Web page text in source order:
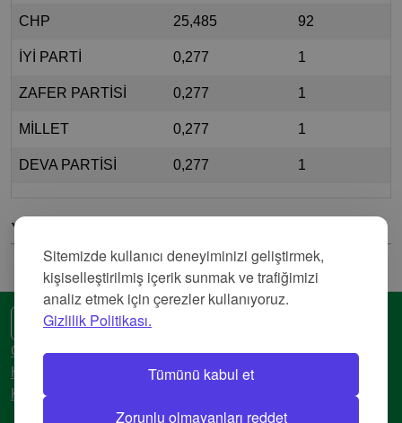
Sitemizde kullanıcı deneyiminizi geliştirmek,
kişiselleştirilmiş içerik sunmak ve trafiğimizi
analiz etmek için çerezler kullanıyoruz.
Gizlilik Politikası.
Tümünü kabul et
Zorunlu olmayanları reddet
CHP 25,485 92
İYİ PARTİ 0,277 1
ZAFER PARTİSİ 0,277 1
MİLLET 0,277 1
DEVA PARTİSİ 0,277 1
Yorumlar
🌍 Başka bir dil
Gizlilik Politikası
Hizmet Şartları
Künye
© 2018-2026 AtlasBig.com